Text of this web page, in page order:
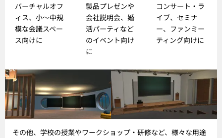
バーチャルオフ
ィス、小～中規
模な会議スペー
ス向けに
製品プレゼンや
会社説明会、婚
活パーティなど
のイベント向け
に
コンサート・ラ
イブ、セミナ
ー、ファンミー
ティング向けに
その他、学校の授業やワークショップ・研修など、様々な用途